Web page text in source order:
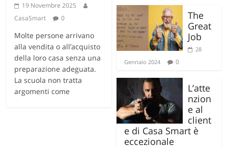
19 Novembre 2025
CasaSmart
0
Molte persone arrivano
alla vendita o all’acquisto
della loro casa senza una
preparazione adeguata.
La scuola non tratta
argomenti come
The
Great
Job
28
Gennaio 2024
0
L’atte
nzion
e al
client
e di Casa Smart è
eccezionale